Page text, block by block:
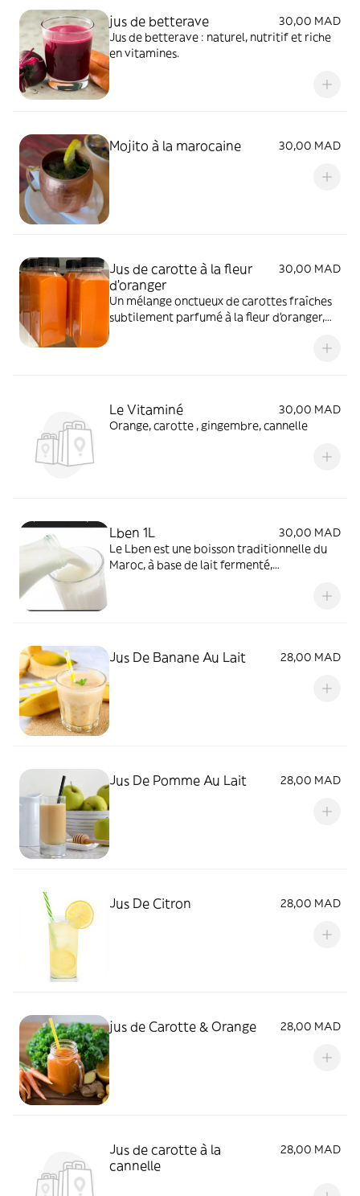
jus de betterave
30,00 MAD
Jus de betterave : naturel, nutritif et riche
en vitamines.
Mojito à la marocaine 30,00 MAD
Jus de carotte à la fleur
d’oranger
30,00 MAD
Un mélange onctueux de carottes fraîches
subtilement parfumé à la fleur d’oranger,
Le Vitaminé
30,00 MAD
Orange, carotte , gingembre, cannelle
Lben 1L
30,00 MAD
Le Lben est une boisson traditionnelle du
Maroc, à base de lait fermenté,
Jus De Banane Au Lait 28,00 MAD
Jus De Pomme Au Lait 28,00 MAD
Jus De Citron 28,00 MAD
jus de Carotte & Orange 28,00 MAD
Jus de carotte à la
cannelle
28,00 MAD